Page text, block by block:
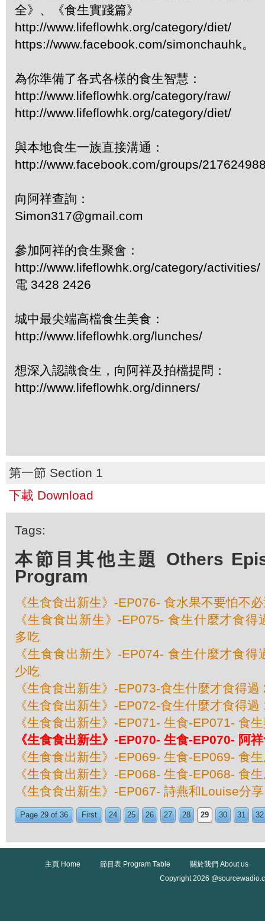
全》、《食生實踐篇》
http://www.lifeflowhk.org/category/diet/
https://www.facebook.com/simonchauhk。
為你準備了各式各樣的食生智慧：
http://www.lifeflowhk.org/category/raw/
http://www.lifeflowhk.org/category/diet/
與本地食生一族直接溝通：
http://www.facebook.com/groups/
向阿祥查詢：
Simon317@gmail.com
參加阿祥的食生聚會：
http://www.lifeflowhk.org/category/activities/
電 3428 2426
城中最尖端高檔食生美食：
http://www.lifeflowhk.org/lunches/
想深入認識食生，向阿祥及拍檔提問：
http://www.lifeflowhk.org/dinners/
第一節 Section 1
下載 Download
Tags:
本節目其他主題 Others
Program
《生食食出新生》-EP076- 食水果不要怕不
《生食食出新生》-EP075- 食生什麼才食
多吃
《生食食出新生》-EP074- 食生什麼才食
少吃
《生食食出新生》-EP073-食生什麼才食得
《生食食出新生》-EP072-食生什麼才食得
《生食食出新生》-EP071- 生食-EP071- 食
《生食食出新生》-EP070- 生食-EP070- 阿
《生食食出新生》-EP069- 生食-EP069- 食
《生食食出新生》-EP068- 生食-EP068- 食
《生食食出新生》-EP067- 詩燕和Louise分
Page 29 of 36 First 24 25 26 27 28 29 30 31 32
主頁 Home 節目表 Program Table
關於我們 About us
Copyright 2026